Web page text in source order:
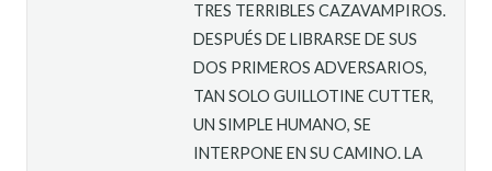
TRES TERRIBLES CAZAVAMPIROS.
DESPUÉS DE LIBRARSE DE SUS
DOS PRIMEROS ADVERSARIOS,
TAN SOLO GUILLOTINE CUTTER,
UN SIMPLE HUMANO, SE
INTERPONE EN SU CAMINO. LA